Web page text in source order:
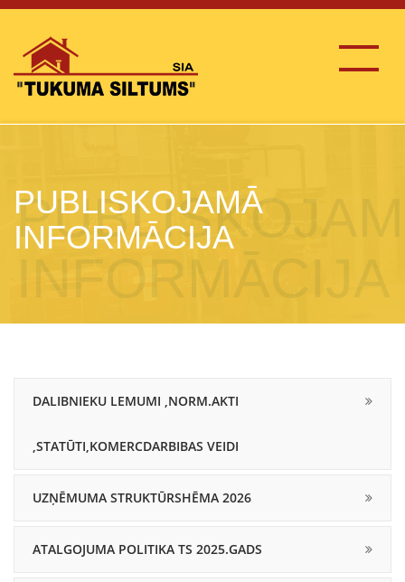
PUBLISKOJAMĀ
INFORMĀCIJA
DALIBNIEKU LEMUMI ,NORM.AKTI
,STATŪTI,KOMERCDARBIBAS VEIDI
UZŅĒMUMA STRUKTŪRSHĒMA 2026
ATALGOJUMA POLITIKA TS 2025.GADS